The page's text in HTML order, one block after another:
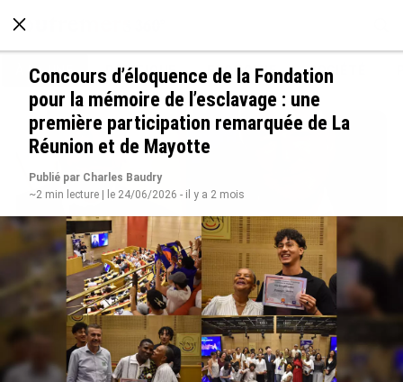
À LA UNE POLITIQUE ECONOMIE SOCIÉTÉ
Concours d’éloquence de la Fondation
pour la mémoire de l’esclavage : une
première participation remarquée de La
Réunion et de Mayotte
Publié par Charles Baudry
~2 min lecture | le 24/06/2026 - il y a 2 mois